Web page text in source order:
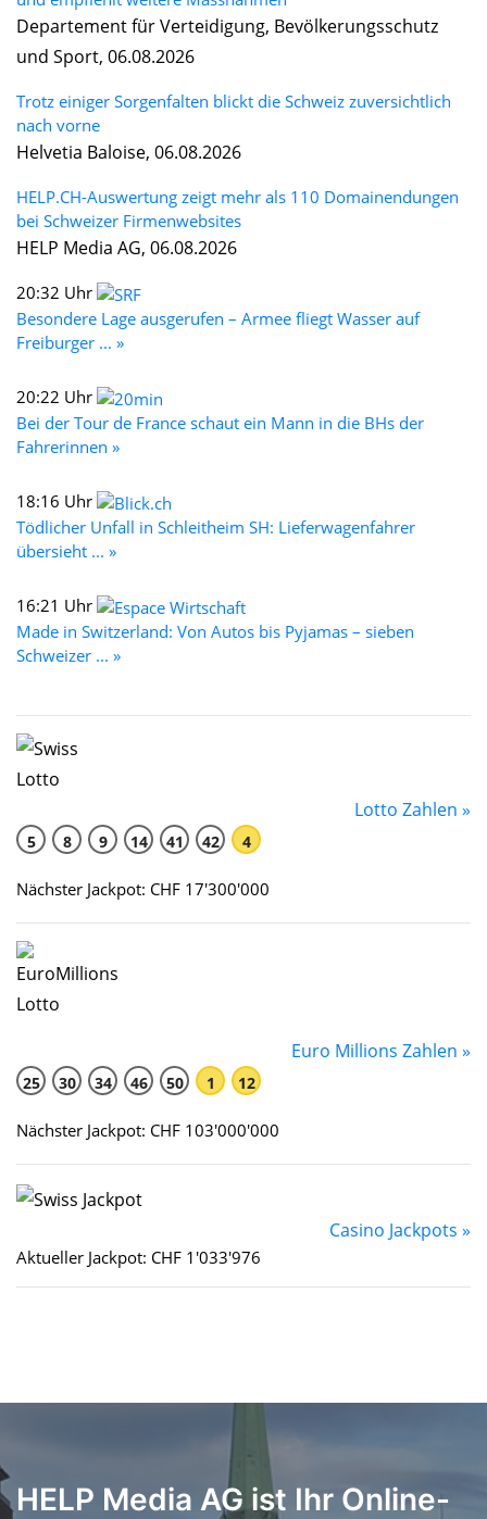
Departement für Verteidigung, Bevölkerungsschutz
und Sport, 06.08.2026
Trotz einiger Sorgenfalten blickt die Schweiz zuversichtlich
nach vorne
Helvetia Baloise, 06.08.2026
HELP.CH-Auswertung zeigt mehr als 110 Domainendungen
bei Schweizer Firmenwebsites
HELP Media AG, 06.08.2026
20:32 Uhr
Besondere Lage ausgerufen – Armee fliegt Wasser auf
Freiburger ... »
20:22 Uhr
Bei der Tour de France schaut ein Mann in die BHs der
Fahrerinnen »
18:16 Uhr
Tödlicher Unfall in Schleitheim SH: Lieferwagenfahrer
übersieht ... »
16:21 Uhr
Made in Switzerland: Von Autos bis Pyjamas – sieben
Schweizer ... »
Lotto Zahlen »
5 8 9 14 41 42 4
Nächster Jackpot: CHF 17'300'000
Euro Millions Zahlen »
25 30 34 46 50 1 12
Nächster Jackpot: CHF 103'000'000
Casino Jackpots »
Aktueller Jackpot: CHF 1'033'976
HELP Media AG ist Ihr Online-